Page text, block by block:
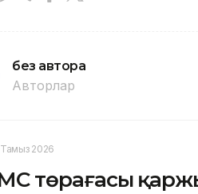
без автора
Авторлар
Тамыз 2026
төрағасы